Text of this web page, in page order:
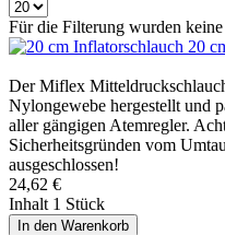
Für die Filterung wurden
20
Der Miflex
Nylongewebe hergestellt und
aller gängigen Atemregler.
Sicherheitsgründen vom
ausgeschlossen!
24,62 €
Inhalt 1 Stück
In den Warenkorb